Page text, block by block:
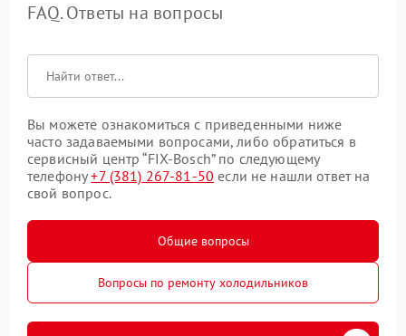
FAQ. Ответы на вопросы
Вы можете ознакомиться с приведенными ниже
часто задаваемыми вопросами, либо обратиться в
сервисный центр “FIX-Bosch” по следующему
телефону+7 (381) 267-81-50 если не нашли ответ на
свой вопрос.
Общие вопросы
Вопросы по ремонту холодильников